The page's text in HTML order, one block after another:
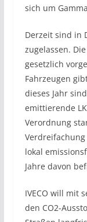
sich um
Derzeit sind in
zugelassen.
gesetzlich
Fahrzeugen
dieses Jahr
emittierende
Verordnung
lokal
Jahre davon
IVECO will mit
den CO2-